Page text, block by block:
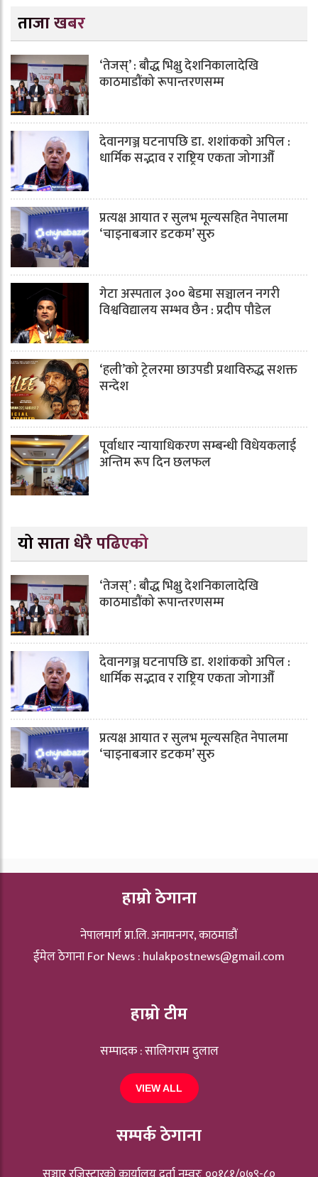
ताजा खबर
‘तेजस्’ : बौद्ध भिक्षु देशनिकालादेखि
काठमाडौंको रूपान्तरणसम्म
देवानगञ्ज घटनापछि डा. शशांककाे अपिल :
धार्मिक सद्भाव र राष्ट्रिय एकता जोगाऔँ
प्रत्यक्ष आयात र सुलभ मूल्यसहित नेपालमा
‘चाइनाबजार डटकम’ सुरु
गेटा अस्पताल ३०० बेडमा सञ्चालन नगरी
विश्वविद्यालय सम्भव छैन : प्रदीप पौडेल
‘हली’को ट्रेलरमा छाउपडी प्रथाविरुद्ध सशक्त
सन्देश
पूर्वाधार न्यायाधिकरण सम्बन्धी विधेयकलाई
अन्तिम रूप दिन छलफल
यो साता धेरै पढिएको
‘तेजस्’ : बौद्ध भिक्षु देशनिकालादेखि
काठमाडौंको रूपान्तरणसम्म
देवानगञ्ज घटनापछि डा. शशांककाे अपिल :
धार्मिक सद्भाव र राष्ट्रिय एकता जोगाऔँ
प्रत्यक्ष आयात र सुलभ मूल्यसहित नेपालमा
‘चाइनाबजार डटकम’ सुरु
हाम्रो ठेगाना
नेपालमार्ग प्रा.लि. अनामनगर, काठमाडौं
ईमेल ठेगाना For News :hulakpostnews@gmail.com
हाम्रो टीम
सम्पादक : सालिगराम दुलाल
VIEW ALL
सम्पर्क ठेगाना